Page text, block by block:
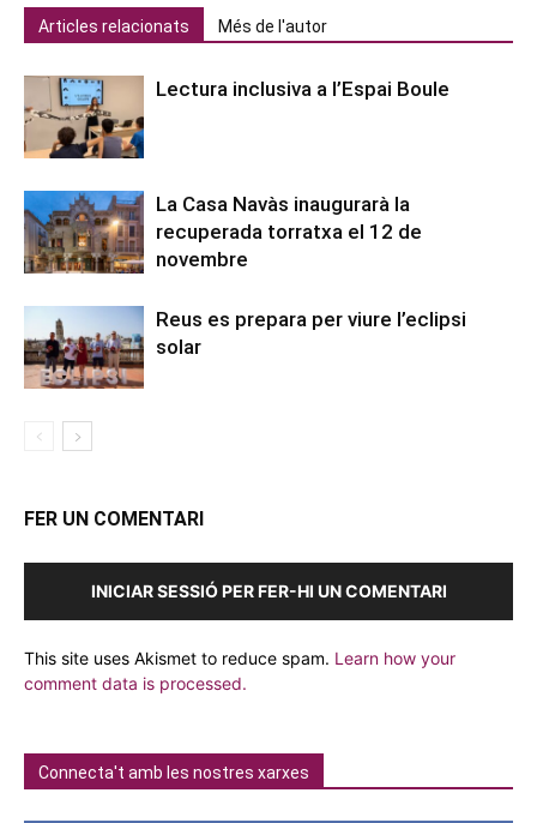
Articles relacionats Més de l'autor
Lectura inclusiva a l’Espai Boule
La Casa Navàs inaugurarà la
recuperada torratxa el 12 de
novembre
Reus es prepara per viure l’eclipsi
solar
FER UN COMENTARI
INICIAR SESSIÓ PER FER-HI UN COMENTARI
This site uses Akismet to reduce spam. Learn how your
comment data is processed.
Connecta't amb les nostres xarxes